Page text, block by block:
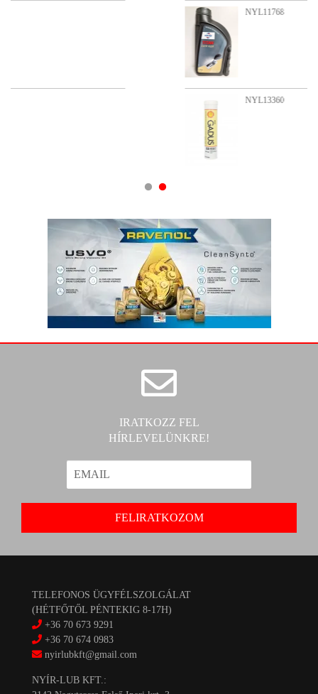
IRATKOZZ FEL
HÍRLEVELÜNKRE!
TELEFONOS ÜGYFÉLSZOLGÁLAT
(HÉTFŐTŐL PÉNTEKIG 8-17H)
+36 70 673 9291
+36 70 674 0983
nyirlubkft@gmail.com
NYÍR-LUB KFT.: